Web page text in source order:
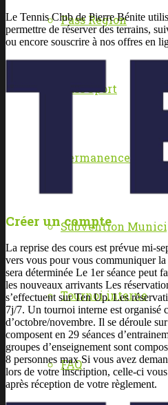
Pass Region
Pass’Sport
Permanence
Subvention
Tournoi interne
FAQ
Le Tennis Club de Pierre Bénite
permettre de réserver des terrains,
ou encore souscrire à nos offres en
Créer un compte
La reprise des cours est prévue mi-
vers vous pour vous communiquer
sera déterminée Le 1er séance peut
les nouveaux arrivants Les
s’effectuent sur Ten Up. Les
7j/7. Un tournoi interne est organisé
d’octobre/novembre. Il se déroule
composent en 29 séances
groupes d’enseignement sont
8 personnes max Si vous avez
lors de votre inscription, celle-ci
après réception de votre règlement.